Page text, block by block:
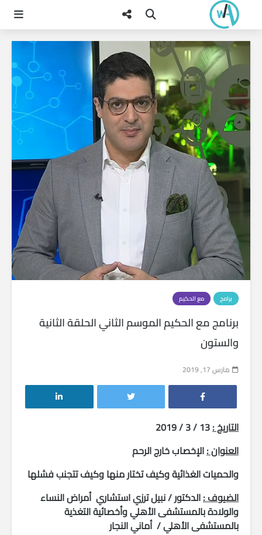
برامج مع الحكيم
برنامج مع الحكيم الموسم الثاني الحلقة الثانية
والستون
مارس 17, 2019
التاريخ :13 / 3 / 2019
العنوان :الإخصاب خارج الرحم
والحميات الغذائية وكيف تختار منها وكيف تتجنب فشلها
الضيوف :الدكتور / نبيل ترزي استشاري أمراض النساء
والولادة بالمستشفى الأهلي وأخصائية التغذية
بالمستشفى الأهلي / أماني النجار